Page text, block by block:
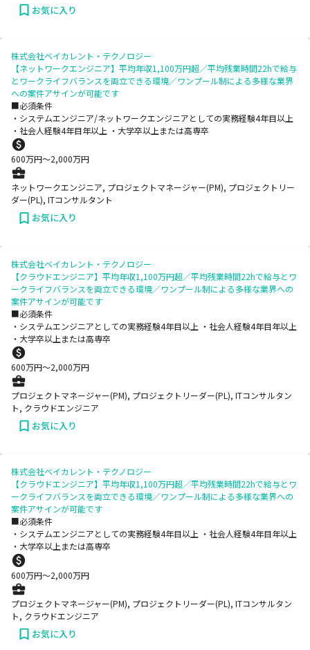
お気に入り
株式会社ベイカレント・テクノロジー
【ネットワークエンジニア】平均年収1,100万円超／平均残業時間22hで給与
とワークライフバランスを両立できる環境／ワンプール制による多様な業界
への案件アサインが可能です
■必須条件
・システムエンジニア/ネットワークエンジニアとしての実務経験4年目以上
・社会人経験4年目年以上 ・大学卒以上または高専卒
600万円〜2,000万円
ネットワークエンジニア, プロジェクトマネージャー(PM), プロジェクトリー
ダー(PL), ITコンサルタント
お気に入り
株式会社ベイカレント・テクノロジー
【クラウドエンジニア】平均年収1,100万円超／平均残業時間22hで給与とワ
ークライフバランスを両立できる環境／ワンプール制による多様な業界への
案件アサインが可能です
■必須条件
・システムエンジニアとしての実務経験4年目以上 ・社会人経験4年目年以上
・大学卒以上または高専卒
600万円〜2,000万円
プロジェクトマネージャー(PM), プロジェクトリーダー(PL), ITコンサルタン
ト, クラウドエンジニア
お気に入り
株式会社ベイカレント・テクノロジー
【クラウドエンジニア】平均年収1,100万円超／平均残業時間22hで給与とワ
ークライフバランスを両立できる環境／ワンプール制による多様な業界への
案件アサインが可能です
■必須条件
・システムエンジニアとしての実務経験4年目以上 ・社会人経験4年目年以上
・大学卒以上または高専卒
600万円〜2,000万円
プロジェクトマネージャー(PM), プロジェクトリーダー(PL), ITコンサルタン
ト, クラウドエンジニア
お気に入り